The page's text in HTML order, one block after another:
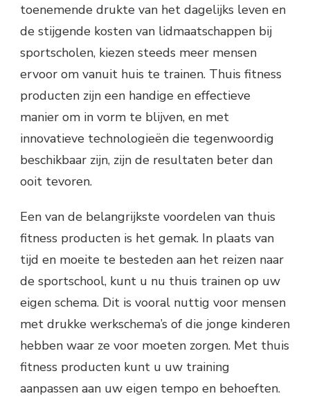
toenemende drukte van het dagelijks leven en
de stijgende kosten van lidmaatschappen bij
sportscholen, kiezen steeds meer mensen
ervoor om vanuit huis te trainen. Thuis fitness
producten zijn een handige en effectieve
manier om in vorm te blijven, en met
innovatieve technologieën die tegenwoordig
beschikbaar zijn, zijn de resultaten beter dan
ooit tevoren.
Een van de belangrijkste voordelen van thuis
fitness producten is het gemak. In plaats van
tijd en moeite te besteden aan het reizen naar
de sportschool, kunt u nu thuis trainen op uw
eigen schema. Dit is vooral nuttig voor mensen
met drukke werkschema’s of die jonge kinderen
hebben waar ze voor moeten zorgen. Met thuis
fitness producten kunt u uw training
aanpassen aan uw eigen tempo en behoeften.